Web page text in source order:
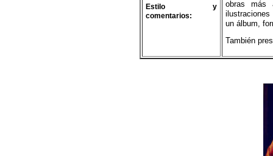
Estilo y
comentarios:
obras más
un álbum,
También